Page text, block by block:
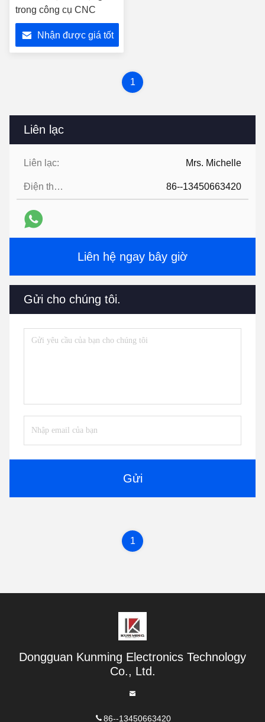
Liên lạc
Liên lạc: Mrs. Michelle
Điện thoại: 86--13450663420
Liên hệ ngay bây giờ
Gửi cho chúng tôi.
Gửi
trong công cụ CNC
Nhận được giá tốt
1
1
Dongguan Kunming Electronics Technology
Co., Ltd.
86--13450663420